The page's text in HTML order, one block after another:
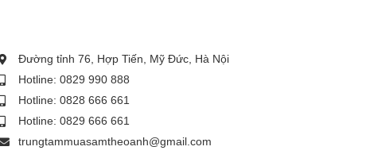
Đường tỉnh 76, Hợp Tiến, Mỹ Đức, Hà Nội
Hotline: 0829 990 888
Hotline: 0828 666 661
Hotline: 0829 666 661
trungtammuasamtheoanh@gmail.com